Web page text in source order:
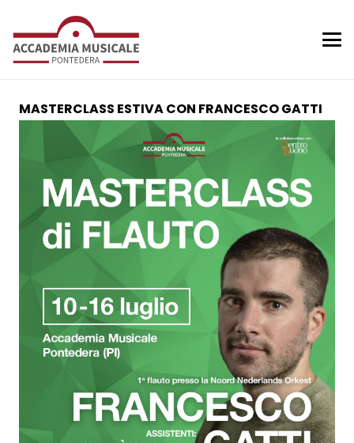
MASTERCLASS ESTIVA CON FRANCESCO GATTI